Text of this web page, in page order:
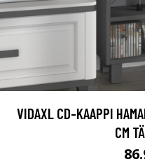
VIDAXL CD-KAAPPI
CM